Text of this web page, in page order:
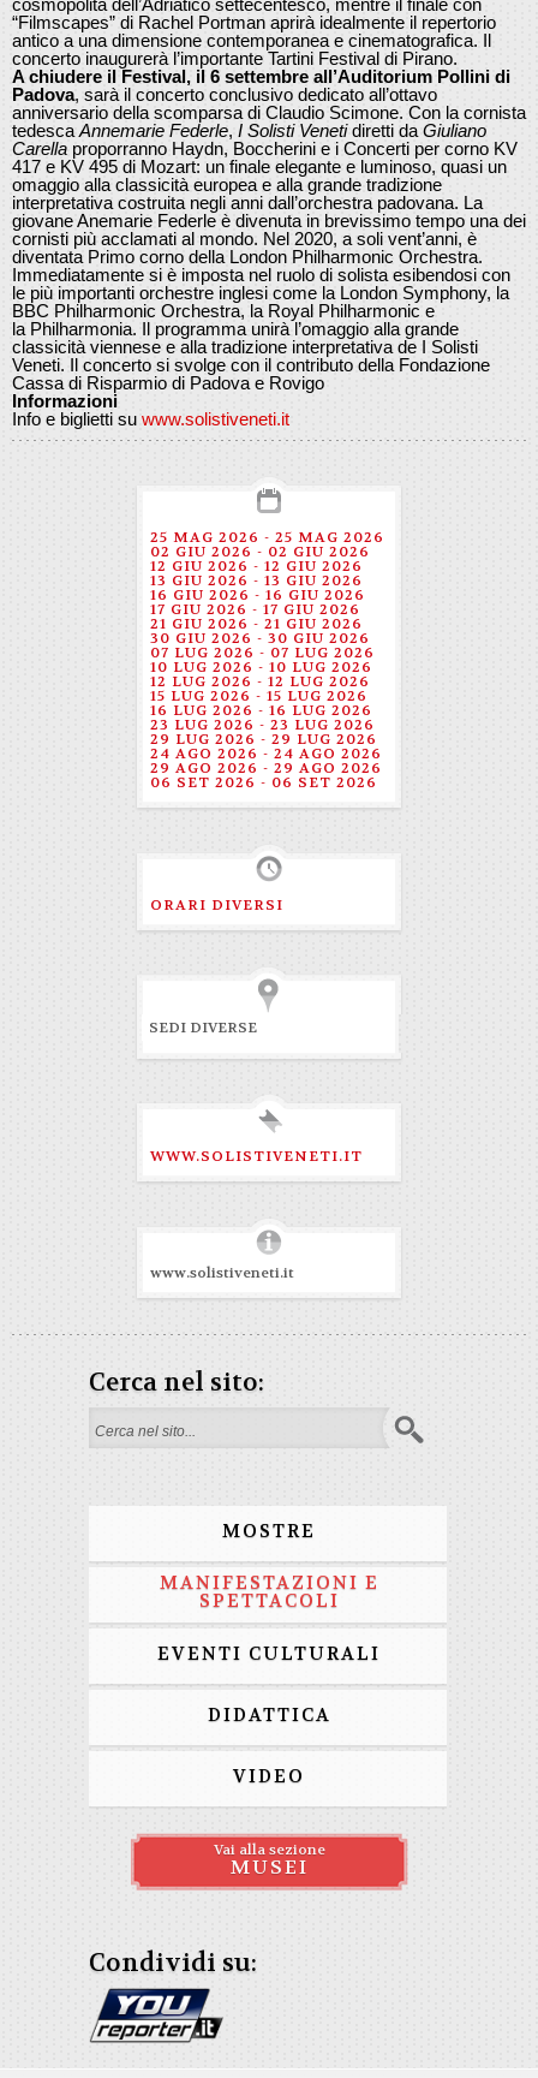
cosmopolita dell’Adriatico settecentesco, mentre il finale con
“Filmscapes” di Rachel Portman aprirà idealmente il repertorio
antico a una dimensione contemporanea e cinematografica. Il
concerto inaugurerà l’importante Tartini Festival di Pirano.
A chiudere il Festival, il 6 settembre all’Auditorium Pollini di
Padova, sarà il concerto conclusivo dedicato all’ottavo
anniversario della scomparsa di Claudio Scimone. Con la cornista
tedesca Annemarie Federle, I Solisti Venetidiretti da Giuliano
Carella proporranno Haydn, Boccherini e i Concerti per corno KV
417 e KV 495 di Mozart: un finale elegante e luminoso, quasi un
omaggio alla classicità europea e alla grande tradizione
interpretativa costruita negli anni dall’orchestra padovana. La
giovane Anemarie Federle è divenuta in brevissimo tempo una dei
cornisti più acclamati al mondo. Nel 2020, a soli vent’anni, è
diventata Primo corno della London Philharmonic Orchestra.
Immediatamente si è imposta nel ruolo di solista esibendosi con
le più importanti orchestre inglesi come la London Symphony, la
BBC Philharmonic Orchestra, la Royal Philharmonic e
la Philharmonia. Il programma unirà l’omaggio alla grande
classicità viennese e alla tradizione interpretativa de I Solisti
Veneti. Il concerto si svolge con il contributo della Fondazione
Cassa di Risparmio di Padova e Rovigo
Informazioni
Info e biglietti su www.solistiveneti.it
25 MAG 2026 - 25 MAG 2026
02 GIU 2026 - 02 GIU 2026
12 GIU 2026 - 12 GIU 2026
13 GIU 2026 - 13 GIU 2026
16 GIU 2026 - 16 GIU 2026
17 GIU 2026 - 17 GIU 2026
21 GIU 2026 - 21 GIU 2026
30 GIU 2026 - 30 GIU 2026
07 LUG 2026 - 07 LUG 2026
10 LUG 2026 - 10 LUG 2026
12 LUG 2026 - 12 LUG 2026
15 LUG 2026 - 15 LUG 2026
16 LUG 2026 - 16 LUG 2026
23 LUG 2026 - 23 LUG 2026
29 LUG 2026 - 29 LUG 2026
24 AGO 2026 - 24 AGO 2026
29 AGO 2026 - 29 AGO 2026
06 SET 2026 - 06 SET 2026
ORARI DIVERSI
SEDI DIVERSE
WWW.SOLISTIVENETI.IT
www.solistiveneti.it
Cerca nel sito:
Form di ricerca
MOSTRE
MANIFESTAZIONI E
SPETTACOLI
EVENTI CULTURALI
DIDATTICA
VIDEO
Vai alla sezione
MUSEI
Condividi su: